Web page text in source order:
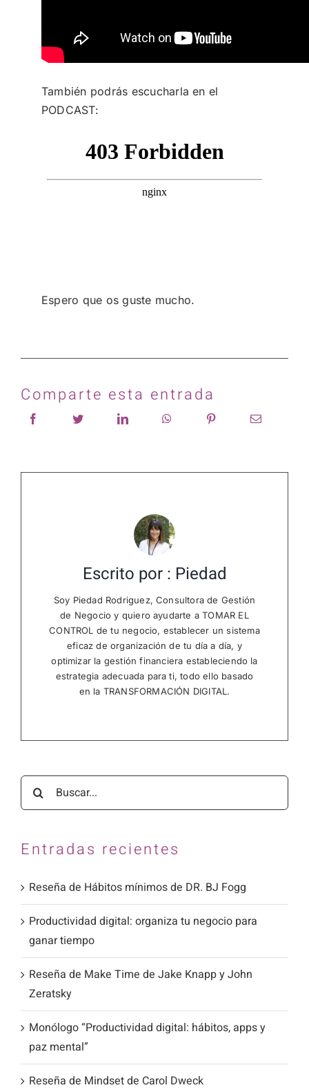
También podrás escucharla en el
PODCAST:
Espero que os guste mucho.
Comparte esta entrada
Escrito por : Piedad
Soy Piedad Rodriguez, Consultora de Gestión
de Negocio y quiero ayudarte a TOMAR EL
CONTROL de tu negocio, establecer un sistema
eficaz de organización de tu día a día, y
optimizar la gestión financiera estableciendo la
estrategia adecuada para ti, todo ello basado
en la TRANSFORMACIÓN DIGITAL.
Buscar:
Entradas recientes
Reseña de Hábitos mínimos de DR. BJ Fogg
Productividad digital: organiza tu negocio para
ganar tiempo
Reseña de Make Time de Jake Knapp y John
Zeratsky
Monólogo “Productividad digital: hábitos, apps y
paz mental”
Reseña de Mindset de Carol Dweck